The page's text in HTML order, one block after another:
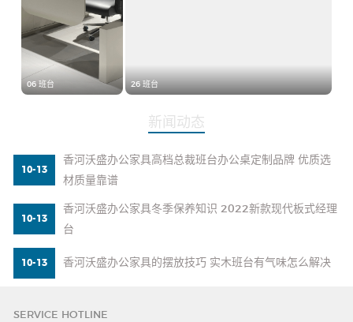
06 班台 26 班台
新闻动态
10-13
香河沃盛办公家具高档总裁班台办公桌定制品牌 优质选
材质量靠谱
10-13
香河沃盛办公家具冬季保养知识 2022新款现代板式经理
台
10-13 香河沃盛办公家具的摆放技巧 实木班台有气味怎么解决
SERVICE HOTLINE